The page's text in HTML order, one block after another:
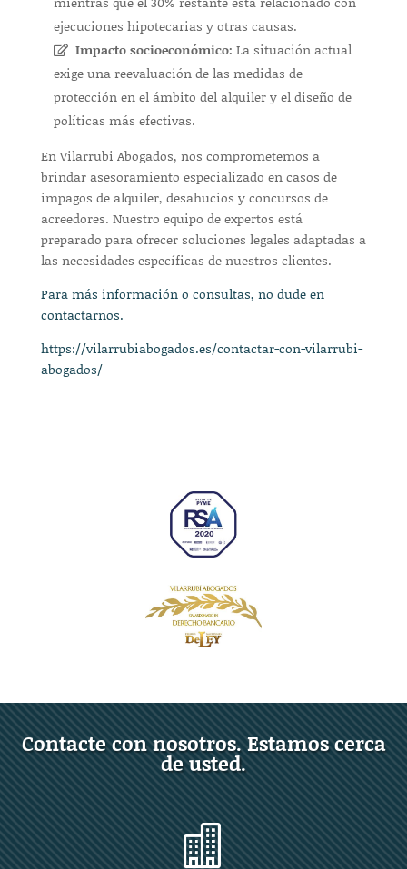
ejecuciones hipotecarias y otras causas.
Impacto socioeconómico: La situación actual
exige una reevaluación de las medidas de
protección en el ámbito del alquiler y el diseño de
políticas más efectivas.
En Vilarrubi Abogados, nos comprometemos a
brindar asesoramiento especializado en casos de
impagos de alquiler, desahucios y concursos de
acreedores. Nuestro equipo de expertos está
preparado para ofrecer soluciones legales adaptadas a
las necesidades específicas de nuestros clientes.
Para más información o consultas, no dude en
contactarnos.
https://vilarrubiabogados.es/contactar-con-vilarrubi-
abogados/
Contacte con nosotros. Estamos cerca
de usted.
